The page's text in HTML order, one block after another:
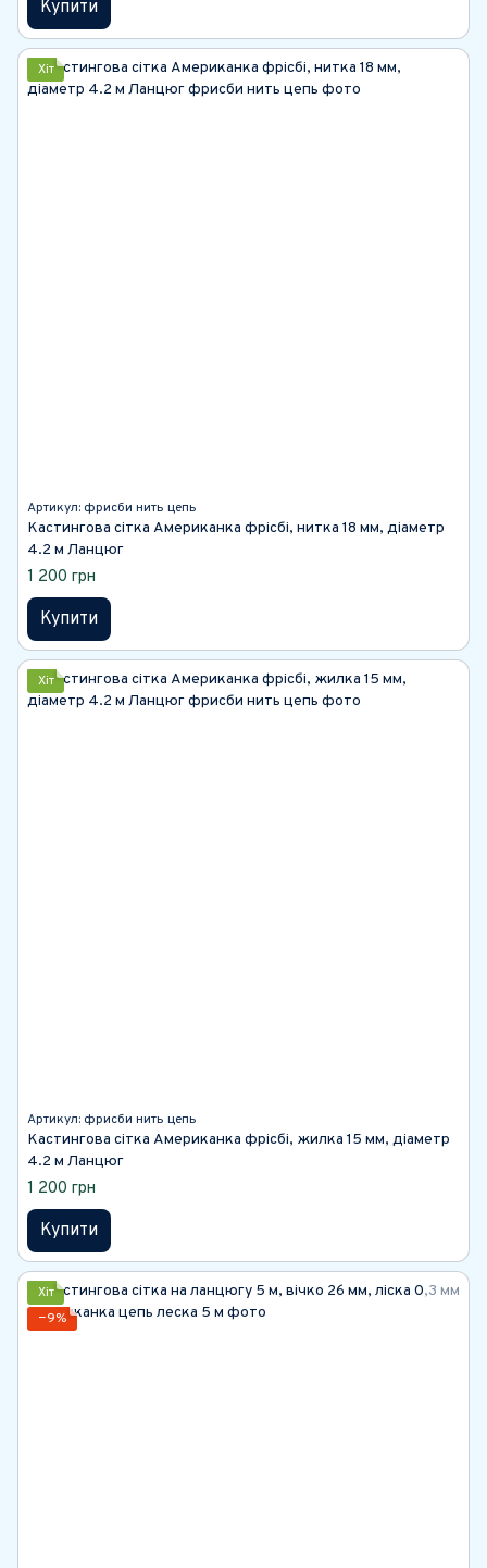
Купити
Хіт
Артикул: фрисби нить цепь
Кастингова сітка Американка фрісбі, нитка 18 мм, діаметр
4.2 м Ланцюг
1 200 грн
Купити
Хіт
Артикул: фрисби нить цепь
Кастингова сітка Американка фрісбі, жилка 15 мм, діаметр
4.2 м Ланцюг
1 200 грн
Купити
Хіт
−9%